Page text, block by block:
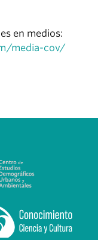
en medios:
media-cov/